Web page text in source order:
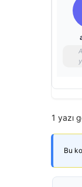
1 yazı
Bu